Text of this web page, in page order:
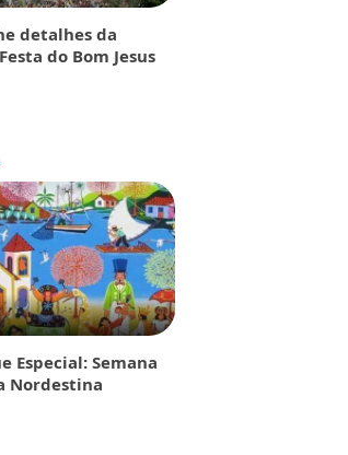
detalhes da
do Bom Jesus
Especial: Semana
Nordestina